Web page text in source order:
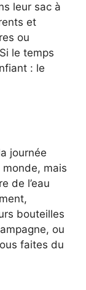
leur sac à
et
ou
le temps
: le
journée
mais
de l’eau
bouteilles
ou
faites du